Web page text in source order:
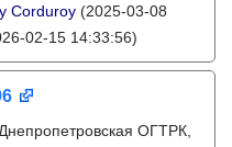
Corduroy (2025-03-08
02-15 14:33:56)
ОГТРК,